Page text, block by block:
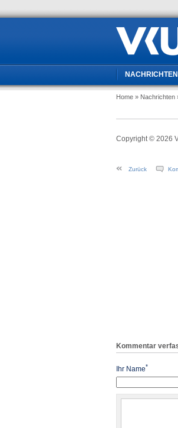
NACHRICHTEN
Home » Nachrichten
Copyright © 2026
Zurück
Kommentar
Ihr Name*